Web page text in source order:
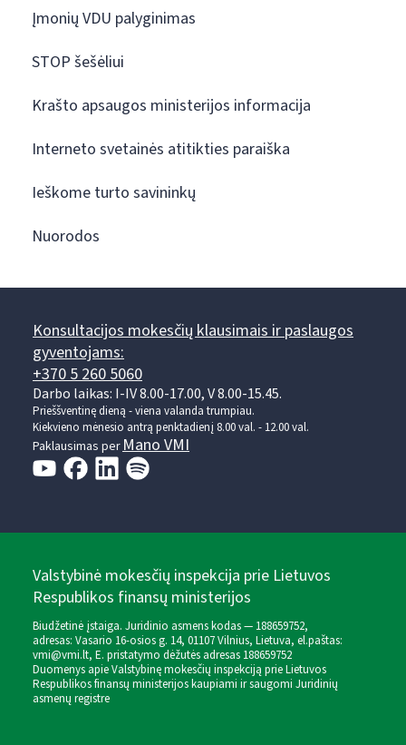
Įmonių VDU palyginimas
STOP šešėliui
Krašto apsaugos ministerijos informacija
Interneto svetainės atitikties paraiška
Ieškome turto savininkų
Nuorodos
Konsultacijos mokesčių klausimais ir paslaugos
gyventojams:
+370 5 260 5060
Darbo laikas: I-IV 8.00-17.00, V 8.00-15.45.
Prieššventinę dieną - viena valanda trumpiau.
Kiekvieno mėnesio antrą penktadienį 8.00 val. - 12.00 val.
Paklausimas perMano VMI
Valstybinė mokesčių inspekcija prie Lietuvos
Respublikos finansų ministerijos
Biudžetinė įstaiga. Juridinio asmens kodas — 188659752,
adresas: Vasario 16-osios g. 14, 01107 Vilnius, Lietuva, el.paštas:
vmi@vmi.lt, E. pristatymo dėžutės adresas 188659752
Duomenys apie Valstybinę mokesčių inspekciją prie Lietuvos
Respublikos finansų ministerijos kaupiami ir saugomi Juridinių
asmenų registre